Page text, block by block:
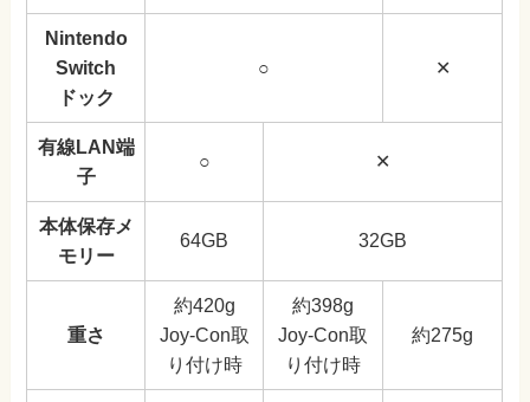
Nintendo
Switch
ドック
○ ✕
有線LAN端
子
○ ✕
本体保存メ
モリー
64GB 32GB
重さ
約420g
Joy-Con取
り付け時
約398g
Joy-Con取
り付け時
約275g